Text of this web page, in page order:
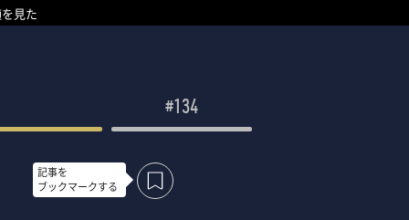
見た
#134
記事を
ブックマークする